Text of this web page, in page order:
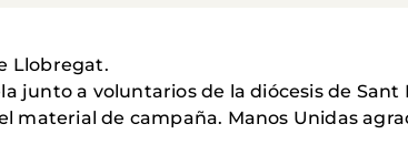
Llobregat.
junto a voluntarios de la diócesis de
material de campaña. Manos Unidas